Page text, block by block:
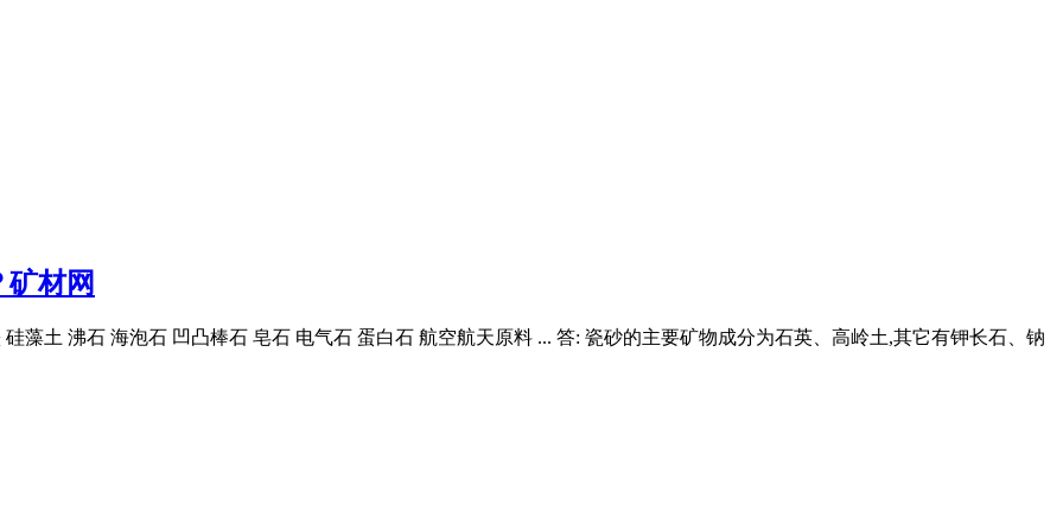
材网
藻土 沸石 海泡石 凹凸棒石 皂石 电气石 蛋白石 航空航天原料 ... 答: 瓷砂的主要矿物成分为石英、高岭土,其它有钾长石、钠